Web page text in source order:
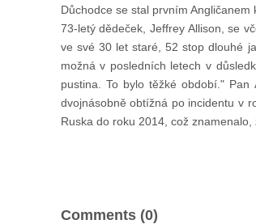
Důchodce se stal prvním
73-letý dědeček, Jeffrey Allison, se
ve své 30 let staré, 52 stop dlouhé
možná v posledních letech v
pustina. To bylo těžké období."
dvojnásobně obtížná po incidentu v
Ruska do roku 2014, což
Comments (0)